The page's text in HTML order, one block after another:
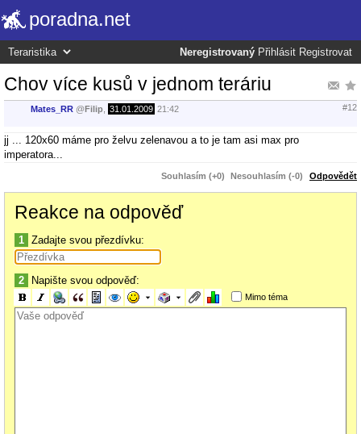
poradna.net
Neregistrovaný Přihlásit Registrovat
Chov více kusů v jednom teráriu
Mates_RR @Filip 31.01.2009 21:42 #12
jj ... 120x60 máme pro želvu zelenavou a to je tam asi max pro
imperatora...
Souhlasím (+0) Nesouhlasím (-0) Odpovědět
Reakce na odpověď
1 Zadajte svou přezdívku:
2 Napište svou odpověď:
Mimo téma